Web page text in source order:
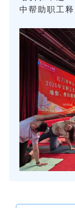
中帮助职工释